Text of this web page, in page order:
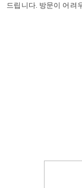
드립니다. 방문이 어려